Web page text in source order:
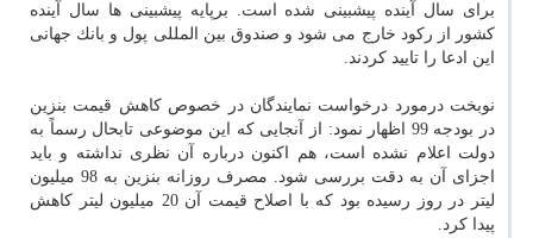
برای سال آینده پیشبینی شده است. برپایه پیشبینی ها سال آینده
كشور از ركود خارج می شود و صندوق بین المللی پول و بانك جهانی
این ادعا را تایید كردند.
نوبخت درمورد درخواست نمایندگان در خصوص كاهش قیمت بنزین
در بودجه 99 اظهار نمود: از آنجایی كه این موضوعی تابحال رسماً به
دولت اعلام نشده است، هم اكنون درباره آن نظری نداشته و باید
اجزای آن به دقت بررسی شود. مصرف روزانه بنزین به 98 میلیون
لیتر در روز رسیده بود كه با اصلاح قیمت آن 20 میلیون لیتر كاهش
پیدا كرد.